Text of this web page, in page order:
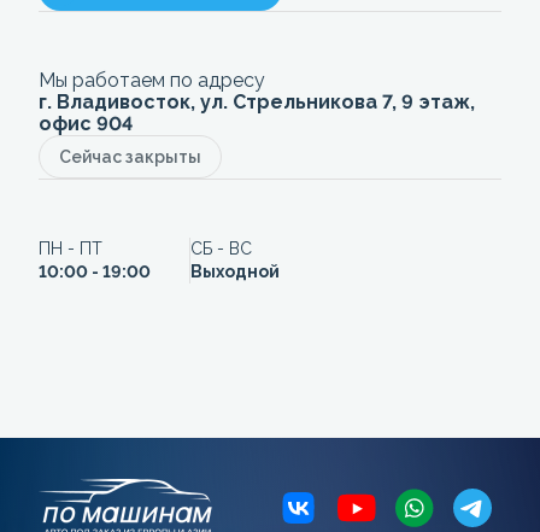
Мы работаем по адресу
г. Владивосток, ул. Стрельникова 7, 9 этаж,
офис 904
Сейчас закрыты
ПН - ПТ
10:00 - 19:00
СБ - ВС
Выходной